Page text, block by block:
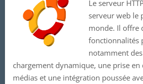
Le serveur
serveur web le
monde. Il offre
fonctionnalités
notamment
chargement dynamique, une prise en
médias et une intégration poussée